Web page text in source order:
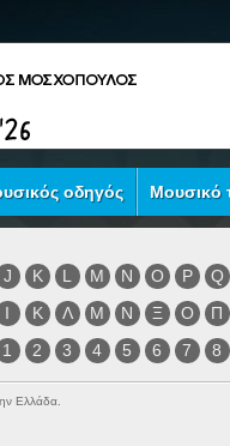
οδηγός Μουσικό
J K L M N O P
Q
Ι Κ Λ Μ Ν Ξ Ο
Π
1 2 3 4 5 6 7 8
Ελλάδα.